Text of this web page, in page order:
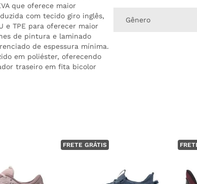
que oferece maior
com tecido giro inglês,
e TPE para oferecer maior
de pintura e laminado
de espessura mínima.
em poliéster, oferecendo
traseiro em fita bicolor
Gênero
FRETE GRÁTIS